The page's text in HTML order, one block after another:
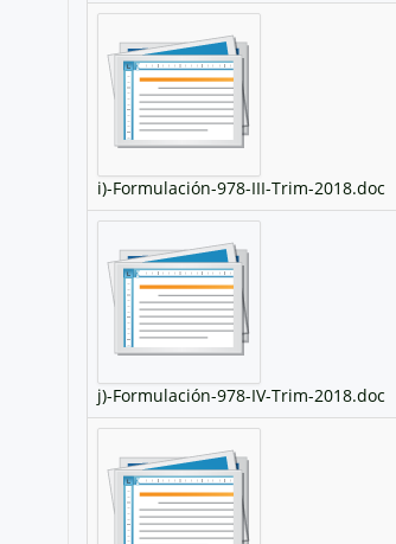
i)-Formulación-978-III-Trim-2018.doc
j)-Formulación-978-IV-Trim-2018.doc